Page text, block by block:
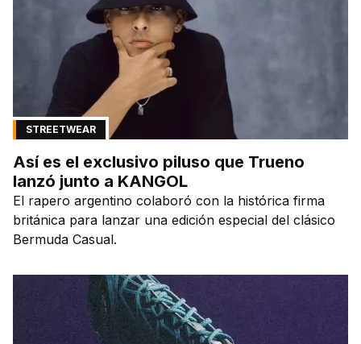
STREETWEAR
Así es el exclusivo piluso que Trueno
lanzó junto a KANGOL
El rapero argentino colaboró con la histórica firma
británica para lanzar una edición especial del clásico
Bermuda Casual.